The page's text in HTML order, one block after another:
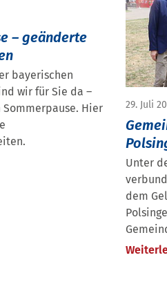
– geänderte
bayerischen
wir für Sie da –
Hier
29. Juli
Unter
dem